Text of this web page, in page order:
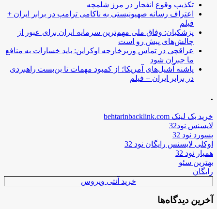
تکذیب وقوع انفجار در مرز شلمچه
اعتراف رسانه صهیونیستی به ناکامی ترامپ در برابر ایران +
فیلم
پزشکیان: وفاق ملی مهم‌ترین سرمایه ایران برای عبور از
چالش‌های پیش رو است
عراقچی در تماس وزیرخارجه اوکراین: باید خسارات به منافع
ما جبران شود
پاشنه آشیل‌های آمریکا؛ از کمبود مهمات تا بن‌بست راهبردی
در برابر ایران + فیلم
.
خرید بک لینک behtarinbacklink.com
لایسنس نود32
پسورد نود 32
اوکلی لایسنس رایگان نود 32
همیار نود 32
بهترین سئو
رایگان
خرید آنتی ویروس
آخرین دیدگاه‌ها